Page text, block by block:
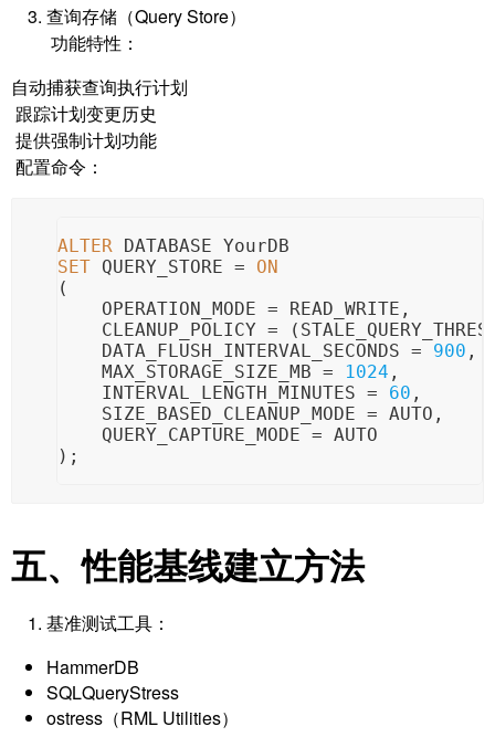
查询存储（Query Store）
功能特性：
自动捕获查询执行计划
跟踪计划变更历史
提供强制计划功能
配置命令：
ALTER DATABASE YourDB
SET QUERY_STORE =
ON
(
OPERATION_MODE = READ_WRITE,
CLEANUP_POLICY =
DATA_FLUSH_INTERVAL_SECONDS = 900 ,
MAX_STORAGE_SIZE_MB = 1024 ,
INTERVAL_LENGTH_MINUTES = 60 ,
SIZE_BASED_CLEANUP_MODE = AUTO,
QUERY_CAPTURE_MODE = AUTO
);
五、性能基线建立方法
基准测试工具：
HammerDB
SQLQueryStress
ostress（RML Utilities）